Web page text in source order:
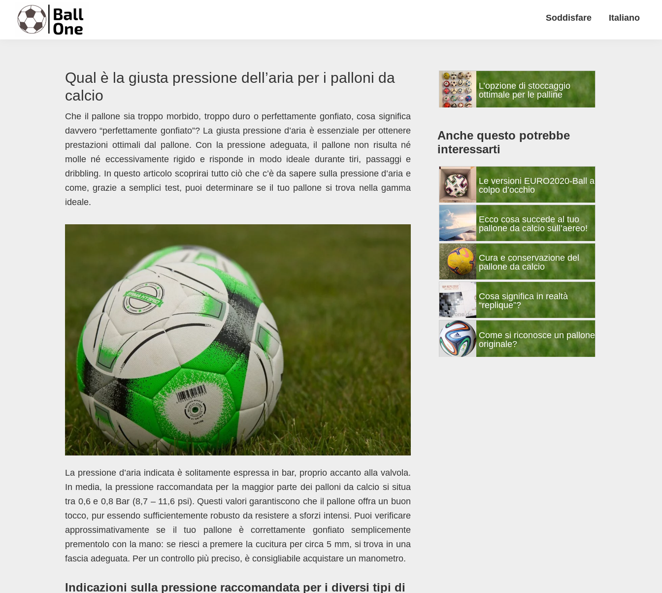
Passa
navigazione
Passa
contenuto
Passa
Passa
Soddisfare Italiano
Qual è la giusta pressione dell’aria per i palloni da
calcio
Che il pallone sia troppo morbido, troppo duro o perfettamente gonfiato, cosa significa
davvero “perfettamente gonfiato”? La giusta pressione d’aria è essenziale per ottenere
prestazioni ottimali dal pallone. Con la pressione adeguata, il pallone non risulta né
molle né eccessivamente rigido e risponde in modo ideale durante tiri, passaggi e
dribbling. In questo articolo scoprirai tutto ciò che c’è da sapere sulla pressione d’aria e
come, grazie a semplici test, puoi determinare se il tuo pallone si trova nella gamma
ideale.
La pressione d’aria indicata è solitamente espressa in bar, proprio accanto alla valvola.
In media, la pressione raccomandata per la maggior parte dei palloni da calcio si situa
tra 0,6 e 0,8 Bar (8,7 – 11,6 psi). Questi valori garantiscono che il pallone offra un buon
tocco, pur essendo sufficientemente robusto da resistere a sforzi intensi. Puoi verificare
approssimativamente se il tuo pallone è correttamente gonfiato semplicemente
prementolo con la mano: se riesci a premere la cucitura per circa 5 mm, si trova in una
fascia adeguata. Per un controllo più preciso, è consigliabile acquistare un manometro.
Indicazioni sulla pressione raccomandata per i diversi tipi di
Barra
laterale
primaria
L’opzione di stoccaggio
ottimale per le palline
Anche questo potrebbe
interessarti
Le versioni EURO2020-Ball a
colpo d’occhio
Ecco cosa succede al tuo
pallone da calcio sull’aereo!
Cura e conservazione del
pallone da calcio
Cosa significa in realtà
“replique”?
Come si riconosce un pallone
originale?